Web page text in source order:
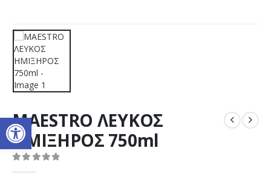
Ανοίξτε τη γραμμή
MAESTRO ΛΕΥΚΟΣ
ΗΜΙΞΗΡΟΣ 750ml